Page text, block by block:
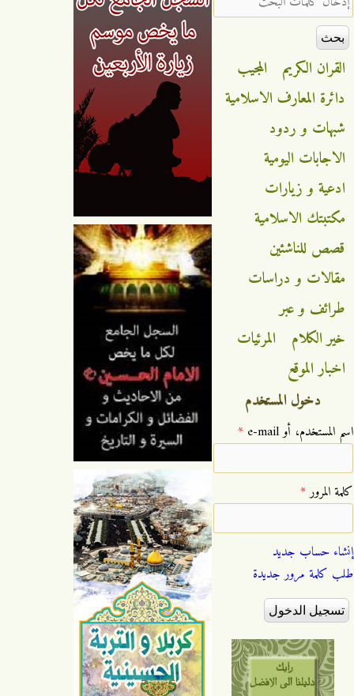
القران الكريم
المجيب
دائرة المعارف الاسلامية
شبهات و ردود
الاجابات اليومية
ادعية و زيارات
مكتبتك الاسلامية
قصص للناشئين
مقالات و دراسات
طرائف و عبر
خير الكلام
المرئيات
اخبار الموقع
دخول المستخدم
‏اسم المستخدم، أو e-mail ‏ *
‏كلمة المرور ‏*
إنشاء حساب جديد
طلب كلمة مرور جديدة